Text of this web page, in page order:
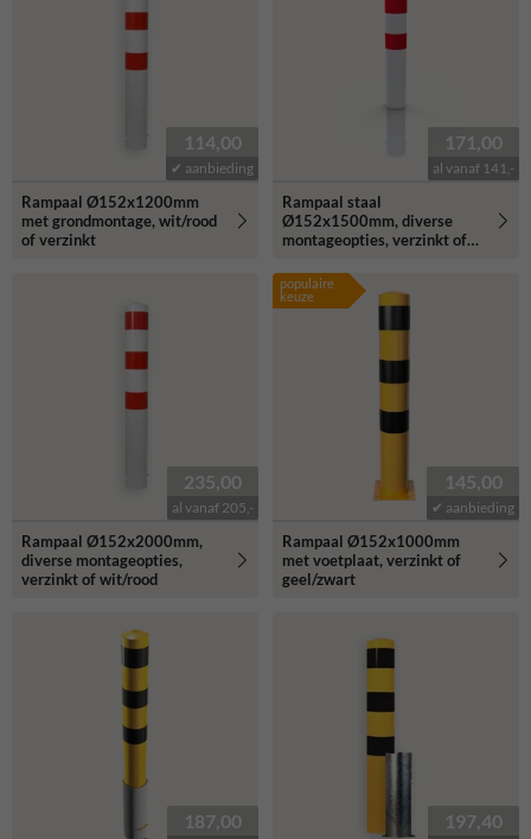
114,00
✔ aanbieding
Rampaal Ø152x1200mm
met grondmontage, wit/rood
of verzinkt
171,00
al vanaf 141,-
Rampaal staal
Ø152x1500mm, diverse
montageopties, verzinkt of
235,00
al vanaf 205,-
Rampaal Ø152x2000mm,
diverse montageopties,
verzinkt of wit/rood
populaire
keuze
145,00
✔ aanbieding
Rampaal Ø152x1000mm
met voetplaat, verzinkt of
geel/zwart
187,00 197,40